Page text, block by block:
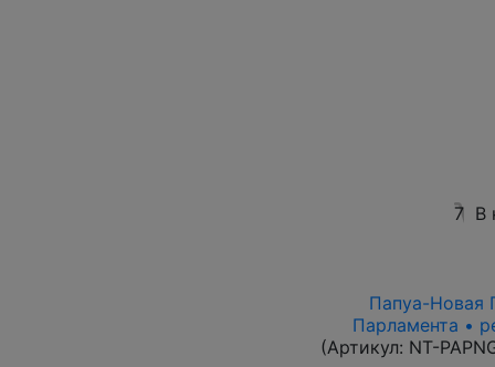
7 В
Папуа-Новая
Парламента •
(Артикул: NT-